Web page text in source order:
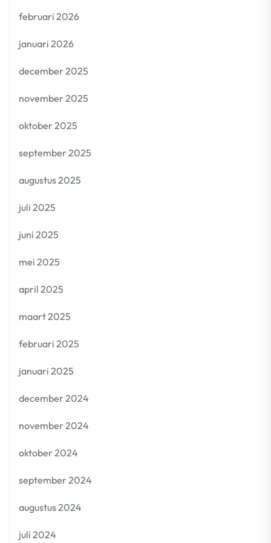
februari 2026
januari 2026
december 2025
november 2025
oktober 2025
september 2025
augustus 2025
juli 2025
juni 2025
mei 2025
april 2025
maart 2025
februari 2025
januari 2025
december 2024
november 2024
oktober 2024
september 2024
augustus 2024
juli 2024